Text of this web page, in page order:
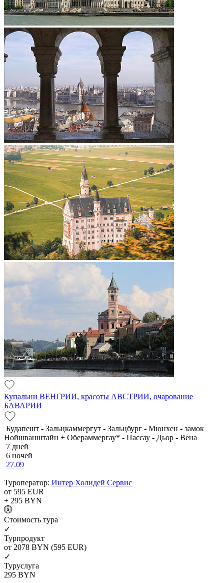
Купальни ВЕНГРИИ, красоты АВСТРИИ, очарование
БАВАРИИ
Будапешт - Зальцкаммергут - Зальцбург - Мюнхен - замок
Нойшванштайн + Обераммергау* - Пассау - Дьор - Вена
7 дней
6 ночей
27.09
Туроператор: Интер Холидей Сервис
от 595 EUR
+ 295 BYN
Cтоимость тура
✓
Турпродукт
от 2078 BYN (595 EUR)
✓
Туруслуга
295 BYN